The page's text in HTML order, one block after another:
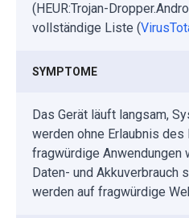
(HEUR:Trojan-
vollständige Liste (
SYMPTOME
Das Gerät läuft langsam,
werden ohne Erlaubnis
fragwürdige Anwendungen
Daten- und Akkuverbrauch
werden auf fragwürdige